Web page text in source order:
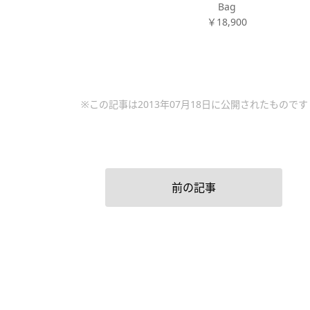
Bag
￥18,900
※この記事は2013年07月18日に公開されたものです
前の記事